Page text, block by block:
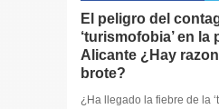
El peligro del
‘turismofobia’ en la
Alicante ¿Hay
brote?
¿Ha llegado la fiebre de la